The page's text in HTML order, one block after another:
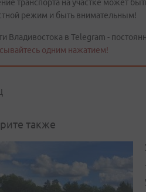
транспорта на участке может
режим и быть внимательным!
Владивостока в Telegram -
одним нажатием!
также